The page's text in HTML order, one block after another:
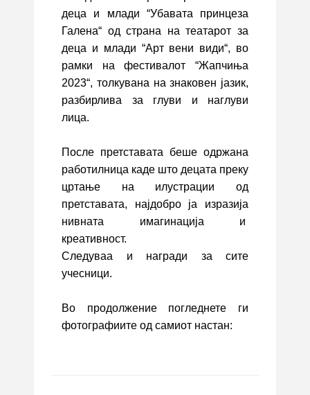
деца и млади “Убавата принцеза
Галена“ од страна на театарот за
деца и млади “Арт вени види“, во
рамки на фестивалот “Жапчиња
2023“, толкувана на знаковен јазик,
разбирлива за глуви и наглуви
лица.
После претставата беше одржана
работилница каде што децата преку
цртање на илустрации од
претставата, најдобро ја изразија
нивната имагинација и
креативност.
Следуваа и награди за сите
учесници.
Во продолжение погледнете ги
фотографиите од самиот настан: